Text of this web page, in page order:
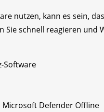
nutzen, kann es sein,
Sie schnell reagieren und
Software
Defender Offline